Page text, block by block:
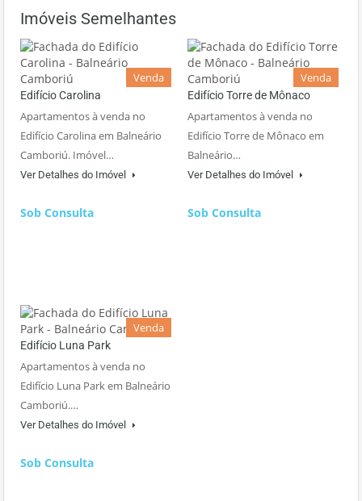
Imóveis Semelhantes
Venda
Edifício Carolina
Apartamentos à venda no
Edifício Carolina em Balneário
Camboriú. Imóvel…
Ver Detalhes do Imóvel
Sob Consulta
Venda
Edifício Torre de Mônaco
Apartamentos à venda no
Edifício Torre de Mônaco em
Balneário…
Ver Detalhes do Imóvel
Sob Consulta
Venda
Edifício Luna Park
Apartamentos à venda no
Edifício Luna Park em Balneário
Camboriú.…
Ver Detalhes do Imóvel
Sob Consulta